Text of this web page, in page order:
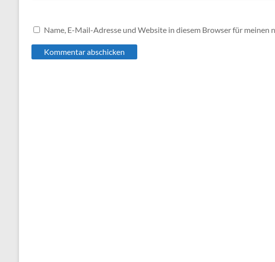
Name, E-Mail-Adresse und Website in diesem Browser für meinen